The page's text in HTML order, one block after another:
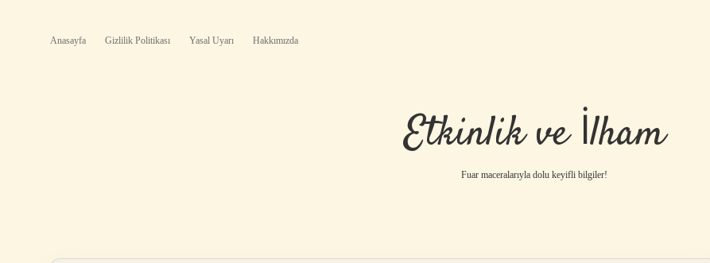
Anasayfa Gizlilik Politikası Yasal Uyarı Hakkımızda
Etkinlik ve İlham
Fuar maceralarıyla dolu keyifli bilgiler!